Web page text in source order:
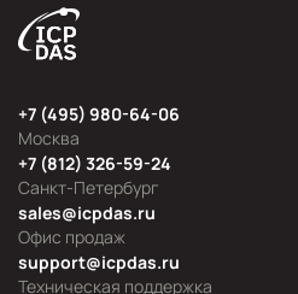
Москва
+7 (495) 980-64-06
Офис продаж
sales@icpdas.ru
Санкт-Петербург
+7 (812) 326-59-24
Техническая поддержка
support@icpdas.ru